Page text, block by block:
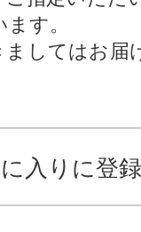
す。
してはお届
入りに登録